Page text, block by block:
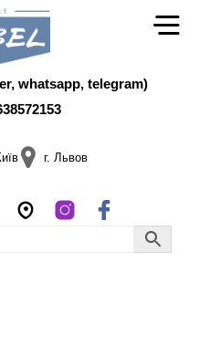
whatsapp, telegram)
г. Львов